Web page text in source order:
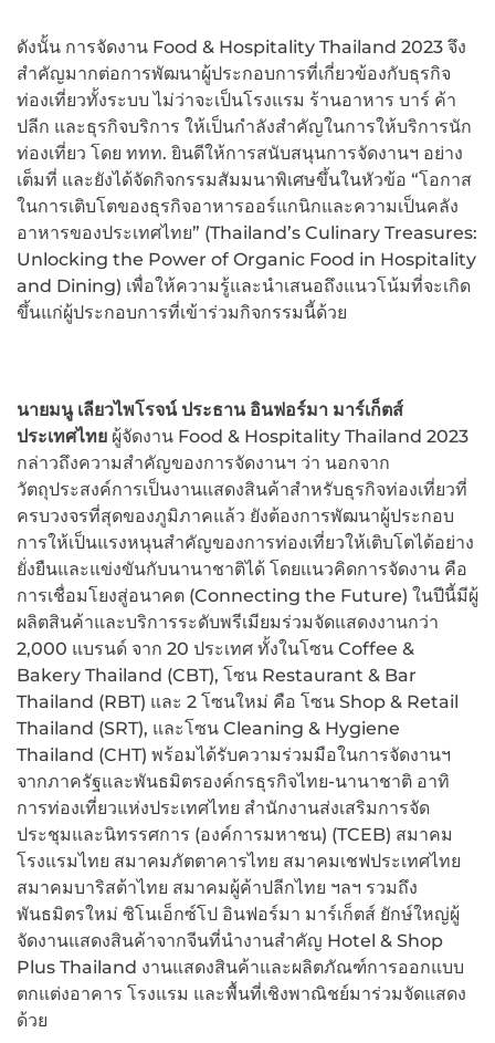
ดังนั้น การจัดงาน Food & Hospitality Thailand 2023 จึง
สำคัญมากต่อการพัฒนาผู้ประกอบการที่เกี่ยวข้องกับธุรกิจ
ท่องเที่ยวทั้งระบบ ไม่ว่าจะเป็นโรงแรม ร้านอาหาร บาร์ ค้า
ปลีก และธุรกิจบริการ ให้เป็นกำลังสำคัญในการให้บริการนัก
ท่องเที่ยว โดย ททท. ยินดีให้การสนับสนุนการจัดงานฯ อย่าง
เต็มที่ และยังได้จัดกิจกรรมสัมมนาพิเศษขึ้นในหัวข้อ “โอกาส
ในการเติบโตของธุรกิจอาหารออร์แกนิกและความเป็นคลัง
อาหารของประเทศไทย” (Thailand’s Culinary Treasures:
Unlocking the Power of Organic Food in Hospitality
and Dining) เพื่อให้ความรู้และนำเสนอถึงแนวโน้มที่จะเกิด
ขึ้นแก่ผู้ประกอบการที่เข้าร่วมกิจกรรมนี้ด้วย
นายมนู เลียวไพโรจน์ ประธาน อินฟอร์มา มาร์เก็ตส์
ประเทศไทย ผู้จัดงาน Food & Hospitality Thailand 2023
กล่าวถึงความสำคัญของการจัดงานฯ ว่า นอกจาก
วัตถุประสงค์การเป็นงานแสดงสินค้าสำหรับธุรกิจท่องเที่ยวที่
ครบวงจรที่สุดของภูมิภาคแล้ว ยังต้องการพัฒนาผู้ประกอบ
การให้เป็นแรงหนุนสำคัญของการท่องเที่ยวให้เติบโตได้อย่าง
ยั่งยืนและแข่งขันกับนานาชาติได้ โดยแนวคิดการจัดงาน คือ
การเชื่อมโยงสู่อนาคต (Connecting the Future) ในปีนี้มีผู้
ผลิตสินค้าและบริการระดับพรีเมียมร่วมจัดแสดงงานกว่า
2,000 แบรนด์ จาก 20 ประเทศ ทั้งในโซน Coffee &
Bakery Thailand (CBT), โซน Restaurant & Bar
Thailand (RBT) และ 2 โซนใหม่ คือ โซน Shop & Retail
Thailand (SRT), และโซน Cleaning & Hygiene
Thailand (CHT) พร้อมได้รับความร่วมมือในการจัดงานฯ
จากภาครัฐและพันธมิตรองค์กรธุรกิจไทย-นานาชาติ อาทิ
การท่องเที่ยวแห่งประเทศไทย สำนักงานส่งเสริมการจัด
ประชุมและนิทรรศการ (องค์การมหาชน) (TCEB) สมาคม
โรงแรมไทย สมาคมภัตตาคารไทย สมาคมเชฟประเทศไทย
สมาคมบาริสต้าไทย สมาคมผู้ค้าปลีกไทย ฯลฯ รวมถึง
พันธมิตรใหม่ ซิโนเอ็กซ์โป อินฟอร์มา มาร์เก็ตส์ ยักษ์ใหญ่ผู้
จัดงานแสดงสินค้าจากจีนที่นำงานสำคัญ Hotel & Shop
Plus Thailand งานแสดงสินค้าและผลิตภัณฑ์การออกแบบ
ตกแต่งอาคาร โรงแรม และพื้นที่เชิงพาณิชย์มาร่วมจัดแสดง
ด้วย